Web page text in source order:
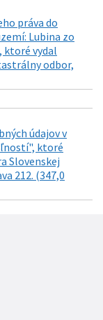
práva do
Lubina zo
ktoré vydal
odbor,
údajov v
ktoré
Slovenskej
212. (347,0